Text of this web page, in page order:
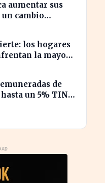
aumentar sus
cambio
los hogares
la mayor
de
un 5% TIN: